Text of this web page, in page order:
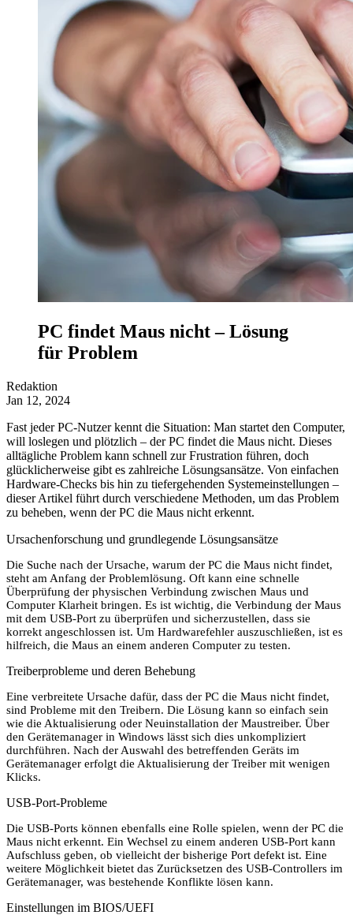
PC findet Maus nicht – Lösung
für Problem
Redaktion
Jan 12, 2024
Fast jeder PC-Nutzer kennt die Situation: Man startet den Computer,
will loslegen und plötzlich – der PC findet die Maus nicht. Dieses
alltägliche Problem kann schnell zur Frustration führen, doch
glücklicherweise gibt es zahlreiche Lösungsansätze. Von einfachen
Hardware-Checks bis hin zu tiefergehenden Systemeinstellungen –
dieser Artikel führt durch verschiedene Methoden, um das Problem
zu beheben, wenn der PC die Maus nicht erkennt.
Ursachenforschung und grundlegende Lösungsansätze
Die Suche nach der Ursache, warum der PC die Maus nicht findet,
steht am Anfang der Problemlösung. Oft kann eine schnelle
Überprüfung der physischen Verbindung zwischen Maus und
Computer Klarheit bringen. Es ist wichtig, die Verbindung der Maus
mit dem USB-Port zu überprüfen und sicherzustellen, dass sie
korrekt angeschlossen ist. Um Hardwarefehler auszuschließen, ist es
hilfreich, die Maus an einem anderen Computer zu testen.
Treiberprobleme und deren Behebung
Eine verbreitete Ursache dafür, dass der PC die Maus nicht findet,
sind Probleme mit den Treibern. Die Lösung kann so einfach sein
wie die Aktualisierung oder Neuinstallation der Maustreiber. Über
den Gerätemanager in Windows lässt sich dies unkompliziert
durchführen. Nach der Auswahl des betreffenden Geräts im
Gerätemanager erfolgt die Aktualisierung der Treiber mit wenigen
Klicks.
USB-Port-Probleme
Die USB-Ports können ebenfalls eine Rolle spielen, wenn der PC die
Maus nicht erkennt. Ein Wechsel zu einem anderen USB-Port kann
Aufschluss geben, ob vielleicht der bisherige Port defekt ist. Eine
weitere Möglichkeit bietet das Zurücksetzen des USB-Controllers im
Gerätemanager, was bestehende Konflikte lösen kann.
Einstellungen im BIOS/UEFI